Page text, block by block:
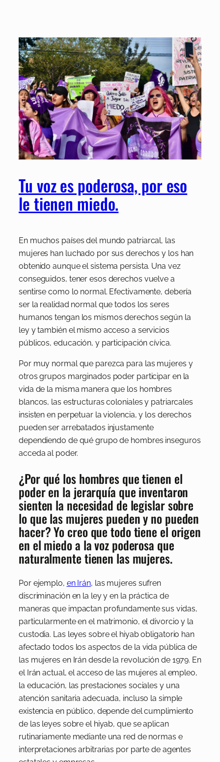
Tu voz es poderosa, por eso
le tienen miedo.
En muchos países del mundo patriarcal, las
mujeres han luchado por sus derechos y los han
obtenido aunque el sistema persista. Una vez
conseguidos, tener esos derechos vuelve a
sentirse como lo normal. Efectivamente, debería
ser la realidad normal que todos los seres
humanos tengan los mismos derechos según la
ley y también el mismo acceso a servicios
públicos, educación, y participación cívica.
Por muy normal que parezca para las mujeres y
otros grupos marginados poder participar en la
vida de la misma manera que los hombres
blancos, las estructuras coloniales y patriarcales
insisten en perpetuar la violencia, y los derechos
pueden ser arrebatados injustamente
dependiendo de qué grupo de hombres inseguros
acceda al poder.
¿Por qué los hombres que tienen el
poder en la jerarquía que inventaron
sienten la necesidad de legislar sobre
lo que las mujeres pueden y no pueden
hacer? Yo creo que todo tiene el origen
en el miedo a la voz poderosa que
naturalmente tienen las mujeres.
Por ejemplo, en Irán, las mujeres sufren
discriminación en la ley y en la práctica de
maneras que impactan profundamente sus vidas,
particularmente en el matrimonio, el divorcio y la
custodia. Las leyes sobre el hiyab obligatorio han
afectado todos los aspectos de la vida pública de
las mujeres en Irán desde la revolución de 1979. En
el Irán actual, el acceso de las mujeres al empleo,
la educación, las prestaciones sociales y una
atención sanitaria adecuada, incluso la simple
existencia en público, depende del cumplimiento
de las leyes sobre el hiyab, que se aplican
rutinariamente mediante una red de normas e
interpretaciones arbitrarias por parte de agentes